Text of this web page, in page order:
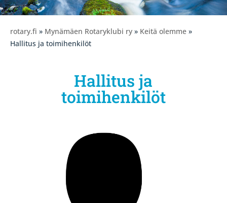
rotary.fi » Mynämäen Rotaryklubi ry » Keitä olemme »
Hallitus ja toimihenkilöt
Hallitus ja
toimihenkilöt